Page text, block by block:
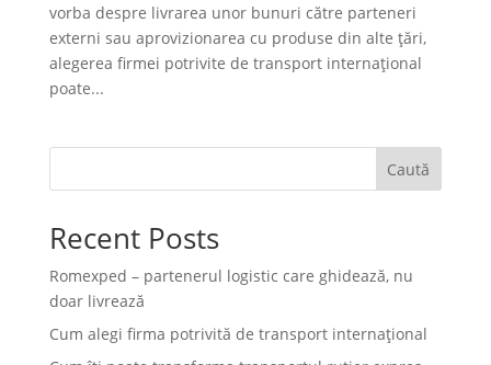
vorba despre livrarea unor bunuri către parteneri
externi sau aprovizionarea cu produse din alte țări,
alegerea firmei potrivite de transport internațional
poate...
Caută
Recent Posts
Romexped – partenerul logistic care ghidează, nu
doar livrează
Cum alegi firma potrivită de transport internațional